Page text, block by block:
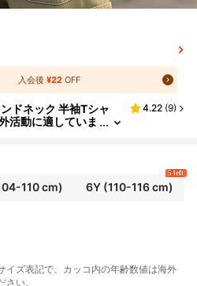
入会後¥22 OFF
ドネック 半袖Tシャ
活動に適していま
4.22 (9)
110 cm) 6Y(110-116 cm)
5 left
イズ表記で、カッコ内の年齢数値は海外
い。